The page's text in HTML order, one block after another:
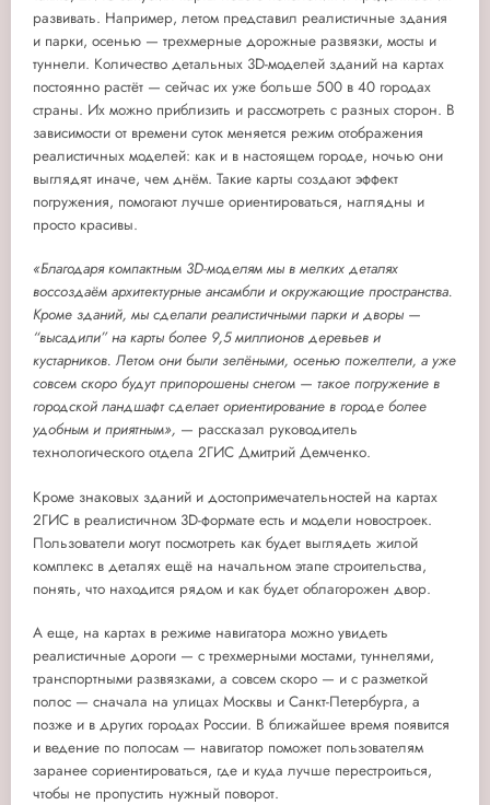
развивать. Например, летом представил реалистичные здания
и парки, осенью — трехмерные дорожные развязки, мосты и
туннели. Количество детальных 3D-моделей зданий на картах
постоянно растёт — сейчас их уже больше 500 в 40 городах
страны. Их можно приблизить и рассмотреть с разных сторон. В
зависимости от времени суток меняется режим отображения
реалистичных моделей: как и в настоящем городе, ночью они
выглядят иначе, чем днём. Такие карты создают эффект
погружения, помогают лучше ориентироваться, наглядны и
просто красивы.
«Благодаря компактным 3D-моделям мы в мелких деталях
воссоздаём архитектурные ансамбли и окружающие пространства.
Кроме зданий, мы сделали реалистичными парки и дворы —
“высадили”на карты более 9,5 миллионов деревьев и
кустарников. Летом они были зелёными, осенью пожелтели, а уже
совсем скоро будут припорошены снегом — такое погружение в
городской ландшафт сделает ориентирование в городе более
удобным и приятным», — рассказал руководитель
технологического отдела 2ГИС Дмитрий Демченко.
Кроме знаковых зданий и достопримечательностей на картах
2ГИС в реалистичном 3D-формате есть и модели новостроек.
Пользователи могут посмотреть как будет выглядеть жилой
комплекс в деталях ещё на начальном этапе строительства,
понять, что находится рядом и как будет облагорожен двор.
А еще, на картах в режиме навигатора можно увидеть
реалистичные дороги — с трехмерными мостами, туннелями,
транспортными развязками, а совсем скоро — и с разметкой
полос — сначала на улицах Москвы и Санкт-Петербурга, а
позже и в других городах России. В ближайшее время появится
и ведение по полосам — навигатор поможет пользователям
заранее сориентироваться, где и куда лучше перестроиться,
чтобы не пропустить нужный поворот.